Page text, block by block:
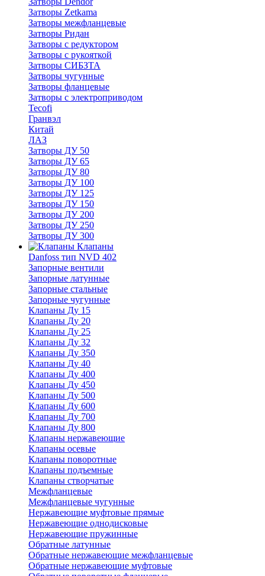
Затворы Zetkama
Затворы межфланцевые
Затворы Ридан
Затворы с редуктором
Затворы с рукояткой
Затворы СИБЗТА
Затворы чугунные
Затворы фланцевые
Затворы с электроприводом
Tecofi
Гранвэл
Китай
ЛАЗ
Затворы ДУ 50
Затворы ДУ 65
Затворы ДУ 80
Затворы ДУ 100
Затворы ДУ 125
Затворы ДУ 150
Затворы ДУ 200
Затворы ДУ 250
Затворы ДУ 300
Клапаны
Danfoss тип NVD 402
Запорные вентили
Запорные латунные
Запорные стальные
Запорные чугунные
Клапаны Ду 15
Клапаны Ду 20
Клапаны Ду 25
Клапаны Ду 32
Клапаны Ду 350
Клапаны Ду 40
Клапаны Ду 400
Клапаны Ду 450
Клапаны Ду 500
Клапаны Ду 600
Клапаны Ду 700
Клапаны Ду 800
Клапаны нержавеющие
Клапаны осевые
Клапаны поворотные
Клапаны подъемные
Клапаны створчатые
Межфланцевые
Межфланцевые чугунные
Нержавеющие муфтовые прямые
Нержавеющие однодисковые
Нержавеющие пружинные
Обратные латунные
Обратные нержавеющие межфланцевые
Обратные нержавеющие муфтовые